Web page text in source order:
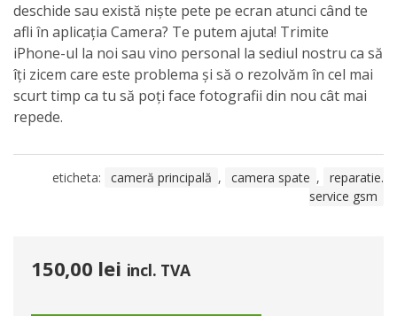
deschide sau există niște pete pe ecran atunci când te
afli în aplicația Camera? Te putem ajuta! Trimite
iPhone-ul la noi sau vino personal la sediul nostru ca să
îți zicem care este problema și să o rezolvăm în cel mai
scurt timp ca tu să poți face fotografii din nou cât mai
repede.
eticheta: cameră principală , camera spate ,
reparatie.
service gsm
150,00 lei incl. TVA